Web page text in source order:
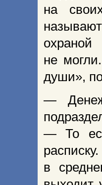
на
охраной
не
души»,
—
— То
в